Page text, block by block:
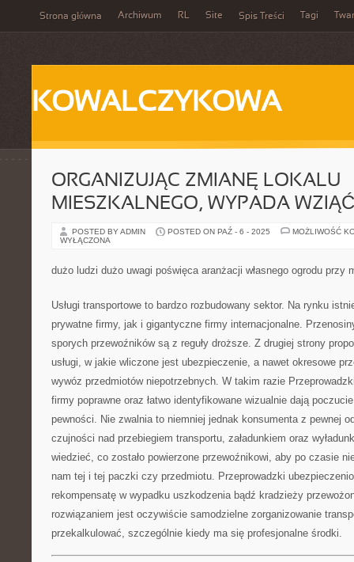
Strona główna Archiwum RL Site Spis Treści Tagi
KOWALCZYKOWA
ORGANIZUJĄC ZMIANĘ LOKALU
MIESZKALNEGO, WYPADA
POSTED BY ADMIN POSTED ON PAŹ - 6 - 2025
MOŻLIWOŚĆ
WYŁĄCZONA
dużo ludzi dużo uwagi poświęca aranżacji własnego ogrodu przy
Usługi transportowe to bardzo rozbudowany sektor. Na rynku
prywatne firmy, jak i gigantyczne firmy internacjonalne.
sporych przewoźników są z reguły droższe. Z drugiej strony
usługi, w jakie wliczone jest ubezpieczenie, a nawet okresowe
wywóz przedmiotów niepotrzebnych. W takim razie
firmy poprawne oraz łatwo identyfikowane wizualnie dają
pewności. Nie zwalnia to niemniej jednak konsumenta z pewnej
czujności nad przebiegiem transportu, załadunkiem oraz
wiedzieć, co zostało powierzone przewoźnikowi, aby po czasie
nam tej i tej paczki czy przedmiotu. Przeprowadzki
rekompensatę w wypadku uszkodzenia bądź kradzieży
rozwiązaniem jest oczywiście samodzielne zorganizowanie
przekalkulować, szczególnie kiedy ma się profesjonalne środki.